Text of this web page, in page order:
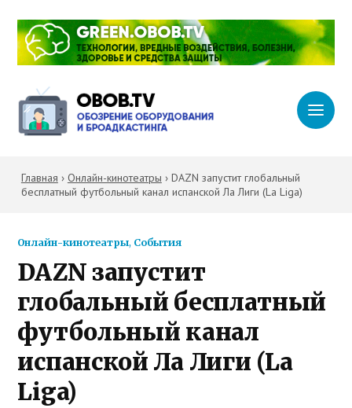
Главная › Онлайн-кинотеатры › DAZN запустит глобальный
бесплатный футбольный канал испанской Ла Лиги (La Liga)
Онлайн-кинотеатры, События
DAZN запустит
глобальный бесплатный
футбольный канал
испанской Ла Лиги (La
Liga)